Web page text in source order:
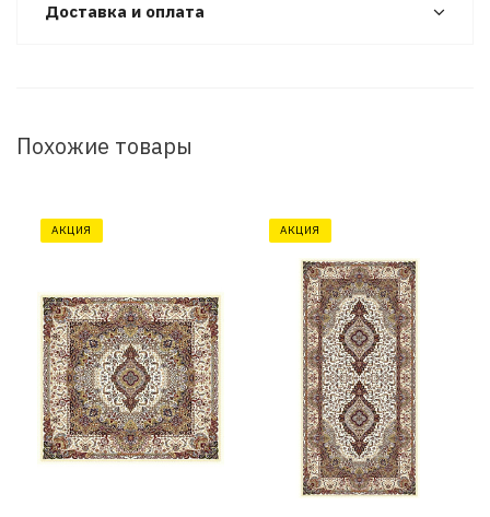
Доставка и оплата
Похожие товары
АКЦИЯ АКЦИЯ